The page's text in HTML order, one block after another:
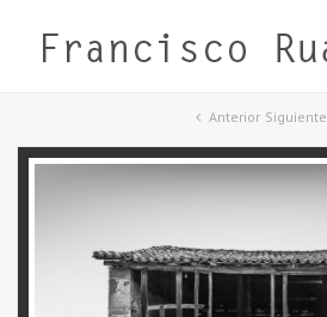
Anterior Siguiente